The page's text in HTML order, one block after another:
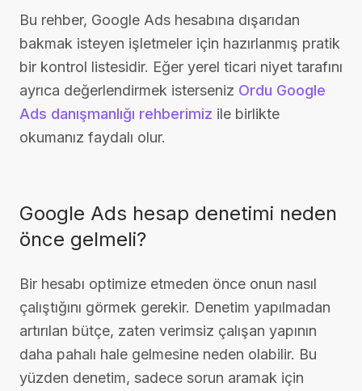
Bu rehber, Google Ads hesabına dışarıdan
bakmak isteyen işletmeler için hazırlanmış pratik
bir kontrol listesidir. Eğer yerel ticari niyet tarafını
ayrıca değerlendirmek isterseniz Ordu Google
Ads danışmanlığı rehberimiz ile birlikte
okumanız faydalı olur.
Google Ads hesap denetimi neden
önce gelmeli?
Bir hesabı optimize etmeden önce onun nasıl
çalıştığını görmek gerekir. Denetim yapılmadan
artırılan bütçe, zaten verimsiz çalışan yapının
daha pahalı hale gelmesine neden olabilir. Bu
yüzden denetim, sadece sorun aramak için